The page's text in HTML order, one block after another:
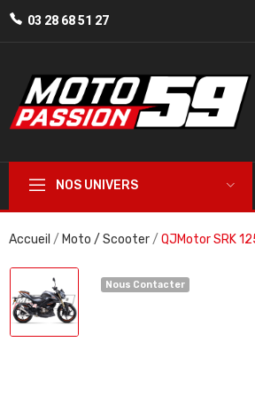
03 28 68 51 27
NOS UNIVERS
Accueil Moto / Scooter QJMotor SRK
Nous Contacter